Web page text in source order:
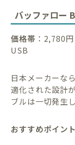
バッファロー
価格帯 ：2,780
USB
日本メーカーな
適化された設計
ブルは一切発生
おすすめポイント